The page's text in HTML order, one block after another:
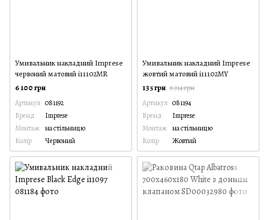
Умивальник накладний Imprese
червоний матовий i11102MR
6 100 грн
Артикул 081192
Бренд
Imprese
Монтаж на стільницю
Колір
Червоний
Умивальник накладний Imprese
жовтий матовий i11102MY
135 грн 6 314 грн
Артикул 081194
Бренд
Imprese
Монтаж на стільницю
Колір
Жовтий